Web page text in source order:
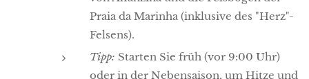
Praia da Marinha (inklusive des "Herz"-
Felsens).
Tipp: Starten Sie früh (vor 9:00 Uhr)
oder in der Nebensaison, um Hitze und